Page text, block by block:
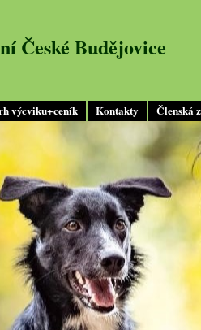
výcviku+ceník Kontakty Členská
České Budějovice